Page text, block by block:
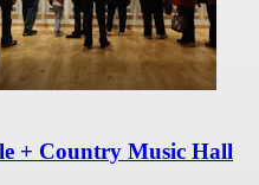
+ Country Music Hall